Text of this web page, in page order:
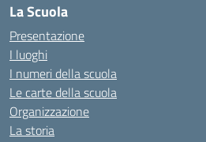
La Scuola
Presentazione
I luoghi
I numeri della scuola
Le carte della scuola
Organizzazione
La storia